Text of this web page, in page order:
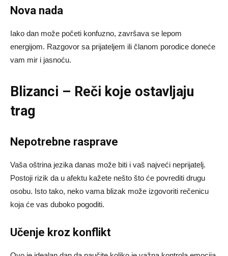
Nova nada
Iako dan može početi konfuzno, završava se lepom
energijom. Razgovor sa prijateljem ili članom porodice doneće
vam mir i jasnoću.
Blizanci – Reči koje ostavljaju
trag
Nepotrebne rasprave
Vaša oštrina jezika danas može biti i vaš najveći neprijatelj.
Postoji rizik da u afektu kažete nešto što će povrediti drugu
osobu. Isto tako, neko vama blizak može izgovoriti rečenicu
koja će vas duboko pogoditi.
Učenje kroz konflikt